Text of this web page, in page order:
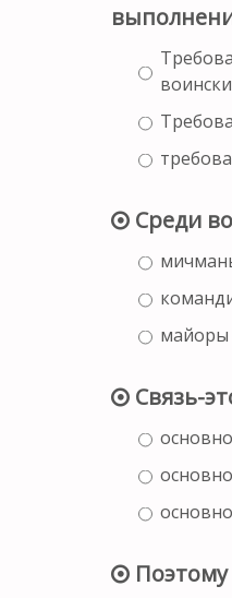
Среди
майоры
Связь-